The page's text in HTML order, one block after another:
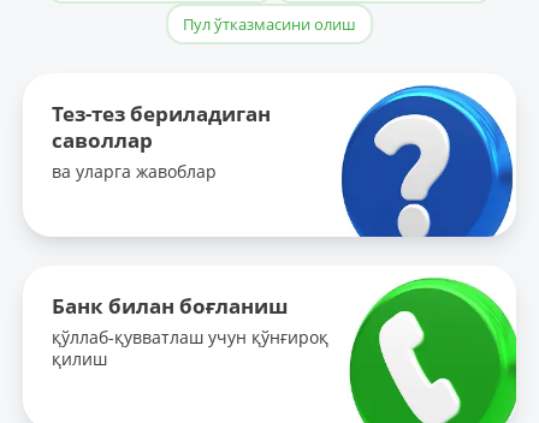
Пул ўтказмасини олиш
Тез-тез бериладиган
саволлар
ва уларга жавоблар
Банк билан боғланиш
қўллаб-қувватлаш учун қўнғироқ
қилиш